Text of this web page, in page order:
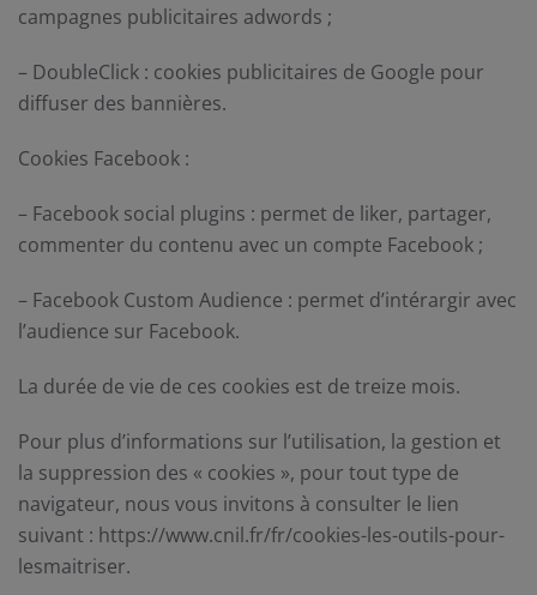
campagnes publicitaires adwords ;
– DoubleClick : cookies publicitaires de Google pour
diffuser des bannières.
Cookies Facebook :
– Facebook social plugins : permet de liker, partager,
commenter du contenu avec un compte Facebook ;
– Facebook Custom Audience : permet d’intérargir avec
l’audience sur Facebook.
La durée de vie de ces cookies est de treize mois.
Pour plus d’informations sur l’utilisation, la gestion et
la suppression des « cookies », pour tout type de
navigateur, nous vous invitons à consulter le lien
suivant : https://www.cnil.fr/fr/cookies-les-outils-pour-
lesmaitriser.